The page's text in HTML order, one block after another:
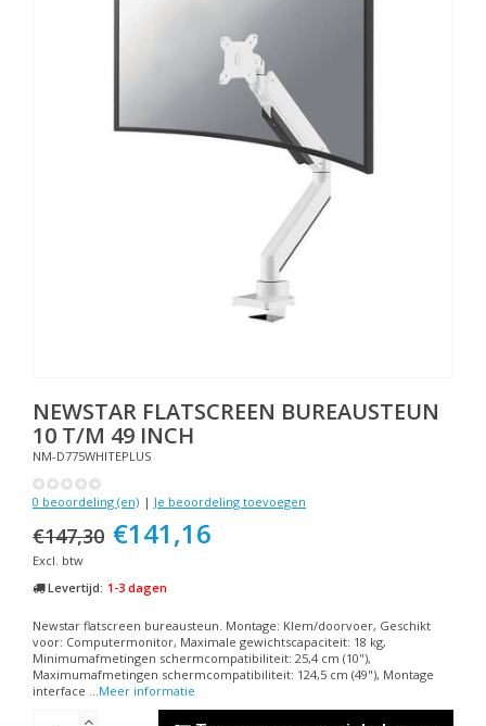
NEWSTAR FLATSCREEN BUREAUSTEUN
10 T/M 49 INCH
NM-D775WHITEPLUS
0 beoordeling (en) | Je beoordeling toevoegen
€147,30 €141,16
Excl. btw
Levertijd: 1-3 dagen
Newstar flatscreen bureausteun. Montage: Klem/doorvoer, Geschikt
voor: Computermonitor, Maximale gewichtscapaciteit: 18 kg,
Minimumafmetingen schermcompatibiliteit: 25,4 cm (10"),
Maximumafmetingen schermcompatibiliteit: 124,5 cm (49"), Montage
interface ...Meer informatie